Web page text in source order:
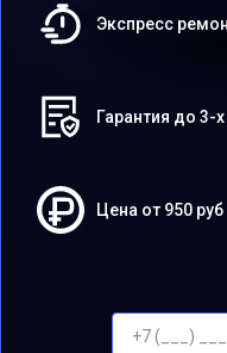
Экспресс
Гарантия до 3-
Цена от 950 руб